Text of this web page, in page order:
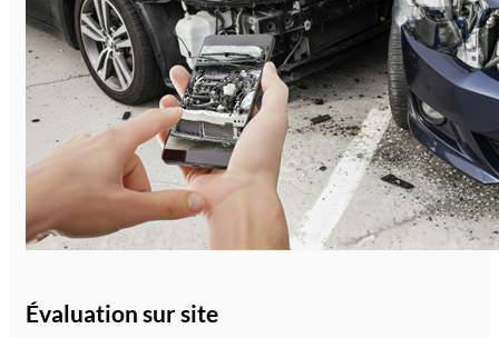
Évaluation sur site